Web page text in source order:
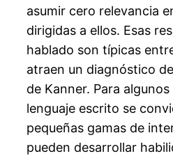
asumir cero relevancia
dirigidas a ellos. Esas
hablado son típicas
atraen un diagnóstico
de Kanner. Para
lenguaje escrito se
pequeñas gamas de
pueden desarrollar